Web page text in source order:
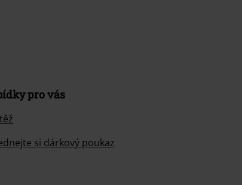
pro vás
si dárkový poukaz